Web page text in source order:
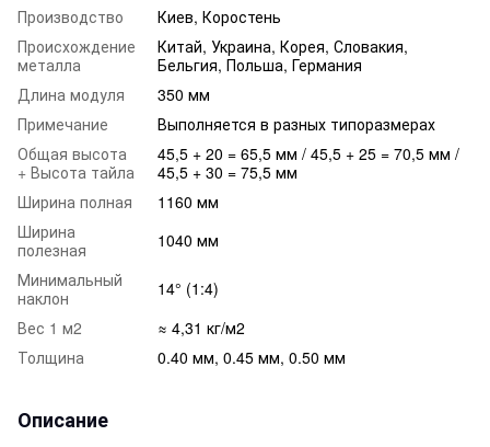
Производство
Киев, Коростень
Происхождение
металла
Китай, Украина, Корея, Словакия,
Бельгия, Польша, Германия
Длина модуля
350 мм
Примечание
Выполняется в разных типоразмерах
Общая высота
+ Высота тайла
45,5 + 20 = 65,5 мм / 45,5 + 25 = 70,5 мм /
45,5 + 30 = 75,5 мм
Ширина полная
1160 мм
Ширина
полезная
1040 мм
Минимальный
наклон
14° (1:4)
Вес 1 м2
≈ 4,31 кг/м2
Толщина
0.40 мм, 0.45 мм, 0.50 мм
Описание